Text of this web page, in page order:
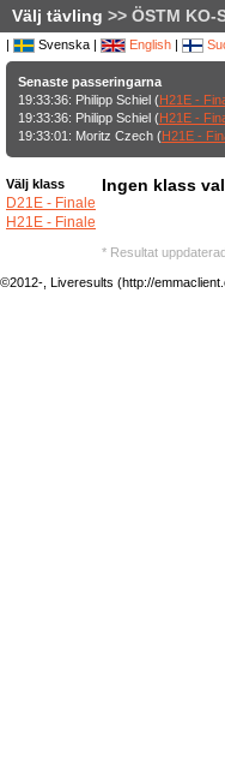
Välj tävling >> ÖSTM
| Svenska | English |
Senaste passeringarna
19:33:36: Philipp Schiel (H21E -
19:33:36: Philipp Schiel (H21E -
19:33:01: Moritz Czech (H21E -
Välj klass
D21E - Finale
H21E - Finale
Ingen klass
* Resultat
©2012-, Liveresults (http://